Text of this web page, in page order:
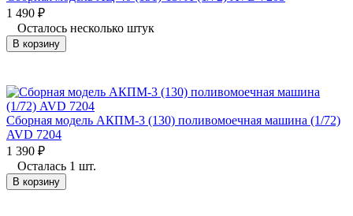
1 490 ₽
Осталось несколько штук
В корзину
Сборная модель АКПМ-3 (130) поливомоечная машина (1/72)
AVD 7204
1 390 ₽
Осталась 1 шт.
В корзину